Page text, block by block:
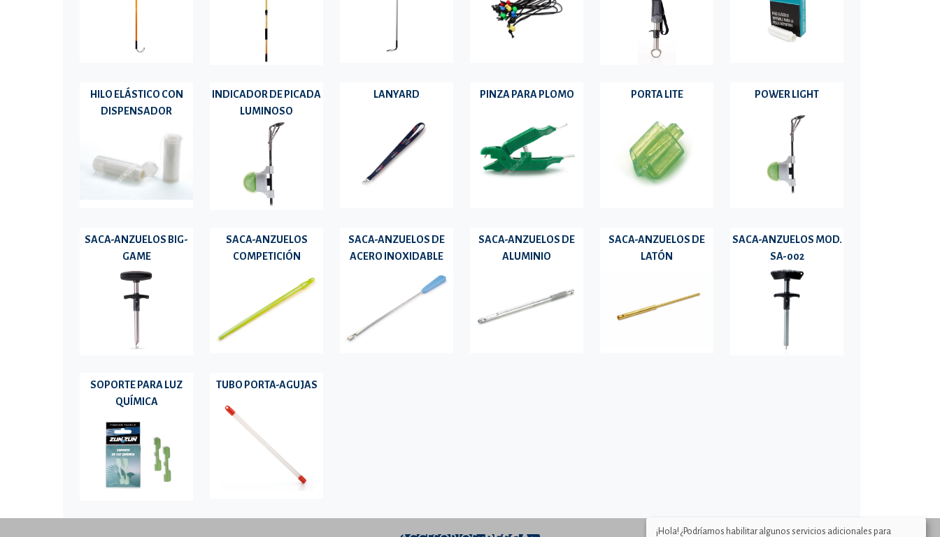
HILO ELÁSTICO CON
DISPENSADOR
INDICADOR DE PICADA
LUMINOSO
LANYARD PINZA PARA PLOMO PORTA LITE POWER LIGHT
SACA-ANZUELOS BIG-
GAME
SACA-ANZUELOS
COMPETICIÓN
SACA-ANZUELOS DE
ACERO INOXIDABLE
SACA-ANZUELOS DE
ALUMINIO
SACA-ANZUELOS DE
LATÓN
SACA-ANZUELOS MOD.
SA-002
SOPORTE PARA LUZ
QUÍMICA
TUBO PORTA-AGUJAS
¡Hola! ¿Podríamos habilitar algunos servicios adicionales para